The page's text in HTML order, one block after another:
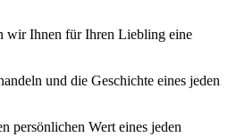
wir Ihnen für Ihren Liebling eine
und die Geschichte eines jeden
persönlichen Wert eines jeden